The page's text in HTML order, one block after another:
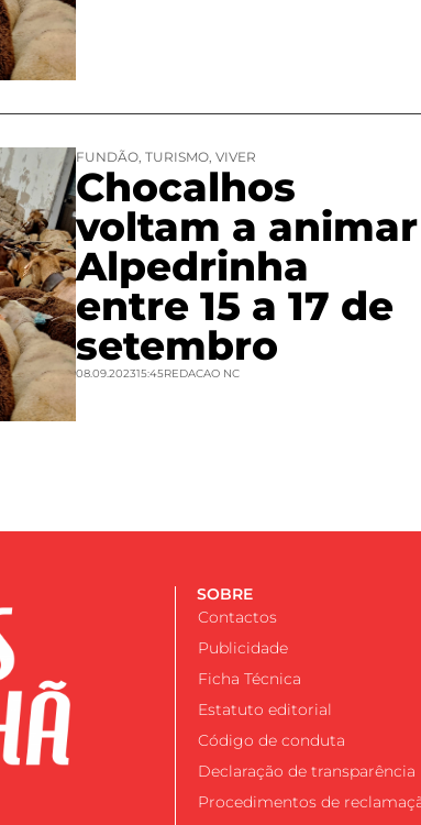
FUNDÃO, TURISMO, VIVER
Chocalhos
voltam a animar
Alpedrinha
entre 15 a 17 de
setembro
08.09.202315:45REDACAO NC
SOBRE
Contactos
Publicidade
Ficha Técnica
Estatuto editorial
Código de conduta
Declaração de transparência
Procedimentos de